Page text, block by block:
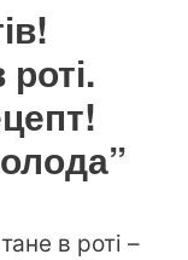
в роті –